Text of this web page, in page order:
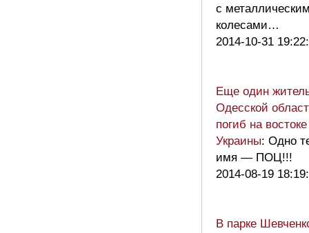
с
колесами…
2014-10-31
Еще один
Одесской
погиб на востоке
Украины: Одно
имя — ПОЦ!!!
2014-08-19
В парке